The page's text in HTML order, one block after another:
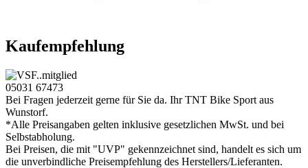
Kaufempfehlung
05031 67473
Bei Fragen jederzeit gerne für Sie da. Ihr TNT Bike Sport aus
Wunstorf.
*Alle Preisangaben gelten inklusive gesetzlichen MwSt. und bei
Selbstabholung.
Bei Preisen, die mit "UVP" gekennzeichnet sind, handelt es sich um
die unverbindliche Preisempfehlung des Herstellers/Lieferanten.